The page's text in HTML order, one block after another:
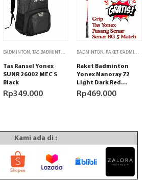
BADMINTON TAS BADMINTON TAS OLAHRAGA
Tas Ransel Yonex
SUNR 26002 MEC S
Black
Rp349.000
BADMINTON RAKET BADMINTON
Raket Badminton
Yonex Nanoray 72
Light Dark Red
GRATIS tas, senar dan
grip hitam
Rp469.000
Kami ada di :